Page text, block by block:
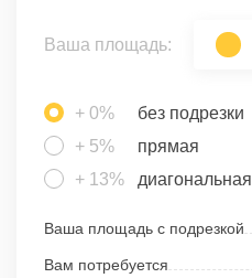
Ваша площадь:
+ 0%
без подрезки
+ 5%
прямая
+ 13%
диагональная
Ваша площадь с подрезкой
Вам потребуется